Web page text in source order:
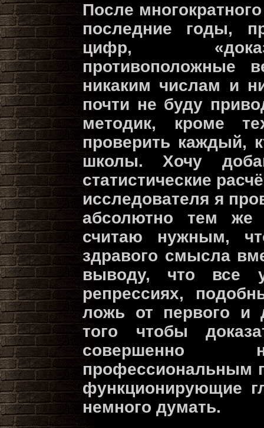
После
последние годы,
цифр,
никаким числам и
почти не буду
методик, кроме
проверить каждый,
школы. Хочу
статистические
исследователя я
абсолютно тем
считаю нужным,
здравого смысла
выводу, что все
репрессиях,
ложь от первого и
того чтобы
совершенно
профессиональным
функционирующие
немного думать.